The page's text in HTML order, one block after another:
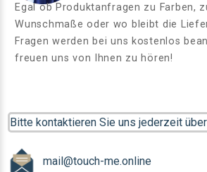
Egal ob Produktanfragen zu Farben,
Wunschmaße oder wo bleibt die
Fragen werden bei uns kostenlos
freuen uns von Ihnen zu hören!
Bitte kontaktieren Sie uns jederzeit über
mail@touch-me.online